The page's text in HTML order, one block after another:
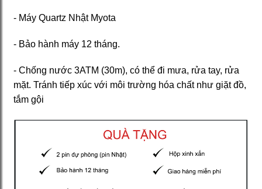
- Máy Quartz Nhật Myota
- Bảo hành máy 12 tháng.
- Chống nước 3ATM (30m), có thể đi mưa, rửa tay, rửa
mặt. Tránh tiếp xúc với môi trường hóa chất như giặt đồ,
tắm gội